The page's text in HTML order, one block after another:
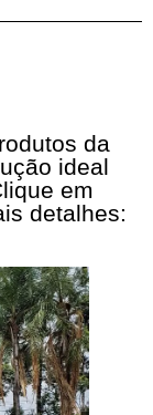
da
ideal
em
detalhes: